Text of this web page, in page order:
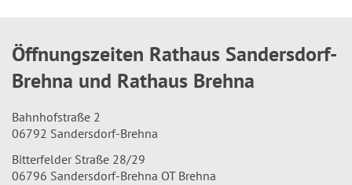
Öffnungszeiten Rathaus Sandersdorf-
Brehna und Rathaus Brehna
Bahnhofstraße 2
06792 Sandersdorf-Brehna
Bitterfelder Straße 28/29
06796 Sandersdorf-Brehna OT Brehna